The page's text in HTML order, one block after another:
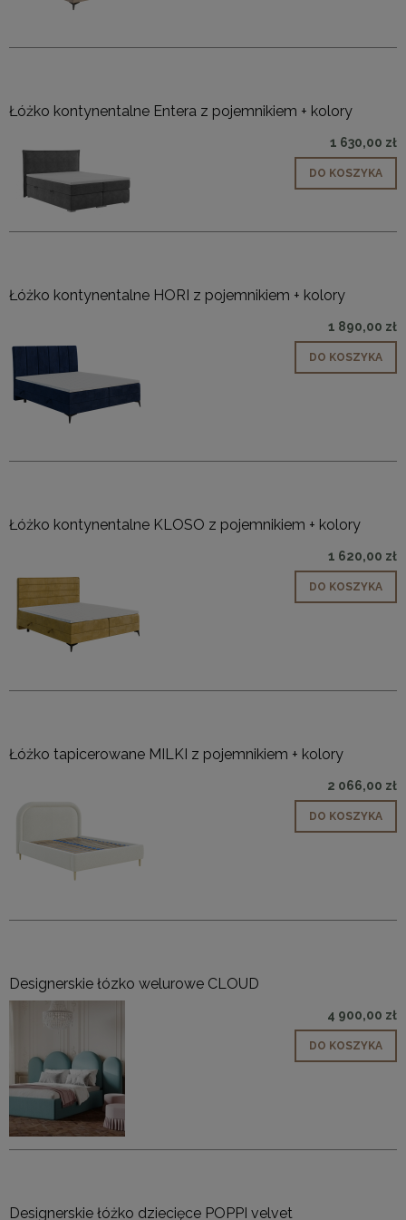
Łóżko kontynentalne Entera z pojemnikiem + kolory
1 630,00 zł
DO KOSZYKA
Łóżko kontynentalne HORI z pojemnikiem + kolory
1 890,00 zł
DO KOSZYKA
Łóżko kontynentalne KLOSO z pojemnikiem + kolory
1 620,00 zł
DO KOSZYKA
Łóżko tapicerowane MILKI z pojemnikiem + kolory
2 066,00 zł
DO KOSZYKA
Designerskie łózko welurowe CLOUD
4 900,00 zł
DO KOSZYKA
Designerskie łóżko dziecięce POPPI velvet